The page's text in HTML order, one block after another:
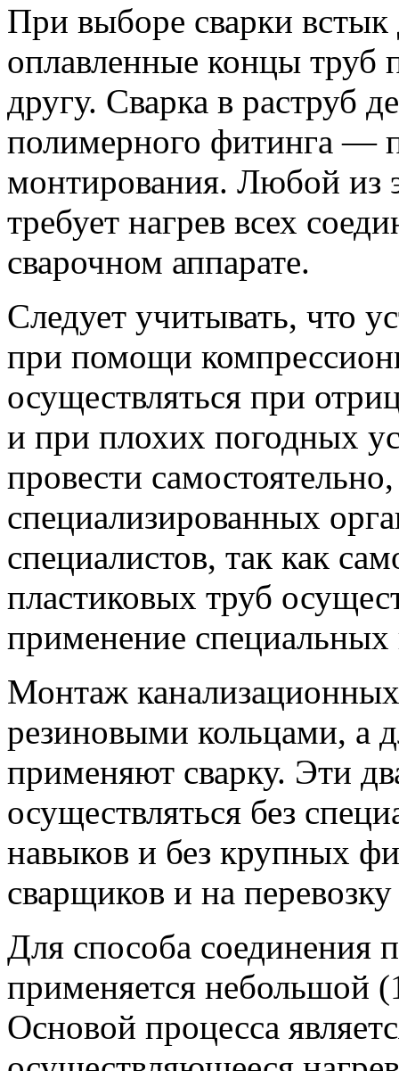
При выборе сварки
оплавленные концы труб
другу. Сварка в раструб
полимерного фитинга —
монтирования. Любой из
требует нагрев всех
сварочном аппарате.
Следует учитывать, что
при помощи
осуществляться при
и при плохих погодных
провести
специализированных
специалистов, так как
пластиковых труб
применение специальных
Монтаж
резиновыми кольцами, а
применяют сварку. Эти
осуществляться без
навыков и без крупных
сварщиков и на
Для способа соединения
применяется небольшой
Основой процесса